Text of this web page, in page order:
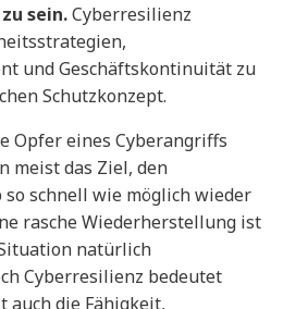
sein.Cyberresilienz
und Geschäftskontinuität zu
Schutzkonzept.
Opfer eines Cyberangriffs
meist das Ziel, den
schnell wie möglich wieder
rasche Wiederherstellung ist
natürlich
Cyberresilienz bedeutet
auch die Fähigkeit,